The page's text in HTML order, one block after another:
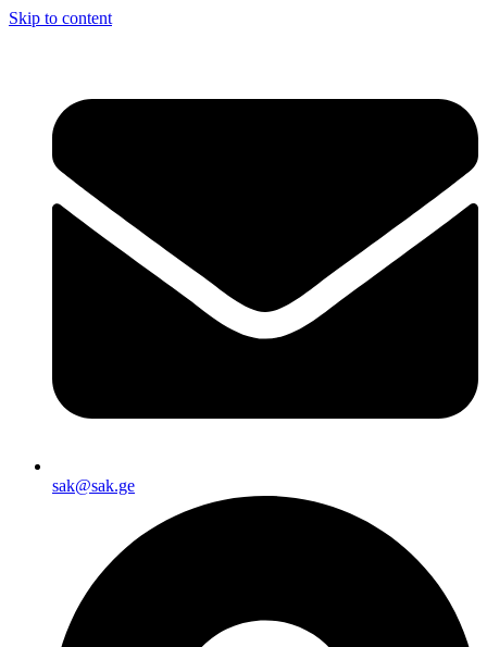
Skip to content
sak@sak.ge